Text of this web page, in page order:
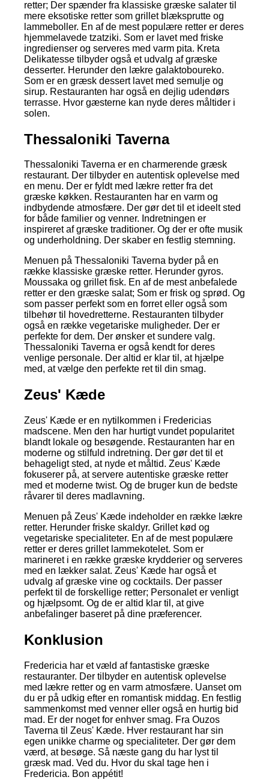
retter; Der spænder fra klassiske græske salater til
mere eksotiske retter som grillet blæksprutte og
lammeboller. En af de mest populære retter er deres
hjemmelavede tzatziki. Som er lavet med friske
ingredienser og serveres med varm pita. Kreta
Delikatesse tilbyder også et udvalg af græske
desserter. Herunder den lækre galaktoboureko.
Som er en græsk dessert lavet med semulje og
sirup. Restauranten har også en dejlig udendørs
terrasse. Hvor gæsterne kan nyde deres måltider i
solen.
Thessaloniki Taverna
Thessaloniki Taverna er en charmerende græsk
restaurant. Der tilbyder en autentisk oplevelse med
en menu. Der er fyldt med lækre retter fra det
græske køkken. Restauranten har en varm og
indbydende atmosfære. Der gør det til et ideelt sted
for både familier og venner. Indretningen er
inspireret af græske traditioner. Og der er ofte musik
og underholdning. Der skaber en festlig stemning.
Menuen på Thessaloniki Taverna byder på en
række klassiske græske retter. Herunder gyros.
Moussaka og grillet fisk. En af de mest anbefalede
retter er den græske salat; Som er frisk og sprød. Og
som passer perfekt som en forret eller også som
tilbehør til hovedretterne. Restauranten tilbyder
også en række vegetariske muligheder. Der er
perfekte for dem. Der ønsker et sundere valg.
Thessaloniki Taverna er også kendt for deres
venlige personale. Der altid er klar til, at hjælpe
med, at vælge den perfekte ret til din smag.
Zeus' Kæde
Zeus' Kæde er en nytilkommen i Fredericias
madscene. Men den har hurtigt vundet popularitet
blandt lokale og besøgende. Restauranten har en
moderne og stilfuld indretning. Der gør det til et
behageligt sted, at nyde et måltid. Zeus' Kæde
fokuserer på, at servere autentiske græske retter
med et moderne twist. Og de bruger kun de bedste
råvarer til deres madlavning.
Menuen på Zeus' Kæde indeholder en række lækre
retter. Herunder friske skaldyr. Grillet kød og
vegetariske specialiteter. En af de mest populære
retter er deres grillet lammekotelet. Som er
marineret i en række græske krydderier og serveres
med en lækker salat. Zeus' Kæde har også et
udvalg af græske vine og cocktails. Der passer
perfekt til de forskellige retter; Personalet er venligt
og hjælpsomt. Og de er altid klar til, at give
anbefalinger baseret på dine præferencer.
Konklusion
Fredericia har et væld af fantastiske græske
restauranter. Der tilbyder en autentisk oplevelse
med lækre retter og en varm atmosfære. Uanset om
du er på udkig efter en romantisk middag. En festlig
sammenkomst med venner eller også en hurtig bid
mad. Er der noget for enhver smag. Fra Ouzos
Taverna til Zeus' Kæde. Hver restaurant har sin
egen unikke charme og specialiteter. Der gør dem
værd, at besøge. Så næste gang du har lyst til
græsk mad. Ved du. Hvor du skal tage hen i
Fredericia. Bon appétit!